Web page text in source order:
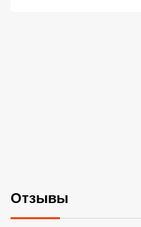
Отзывы